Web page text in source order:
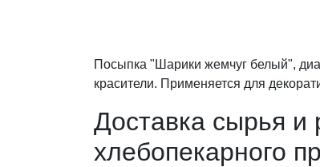
Посыпка "Шарики жемчуг белый",
красители. Применяется для
Доставка сырья и
хлебопекарного